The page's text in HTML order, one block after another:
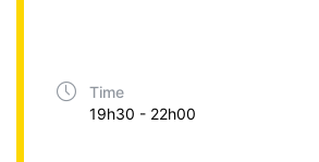
Time
19h30 - 22h00